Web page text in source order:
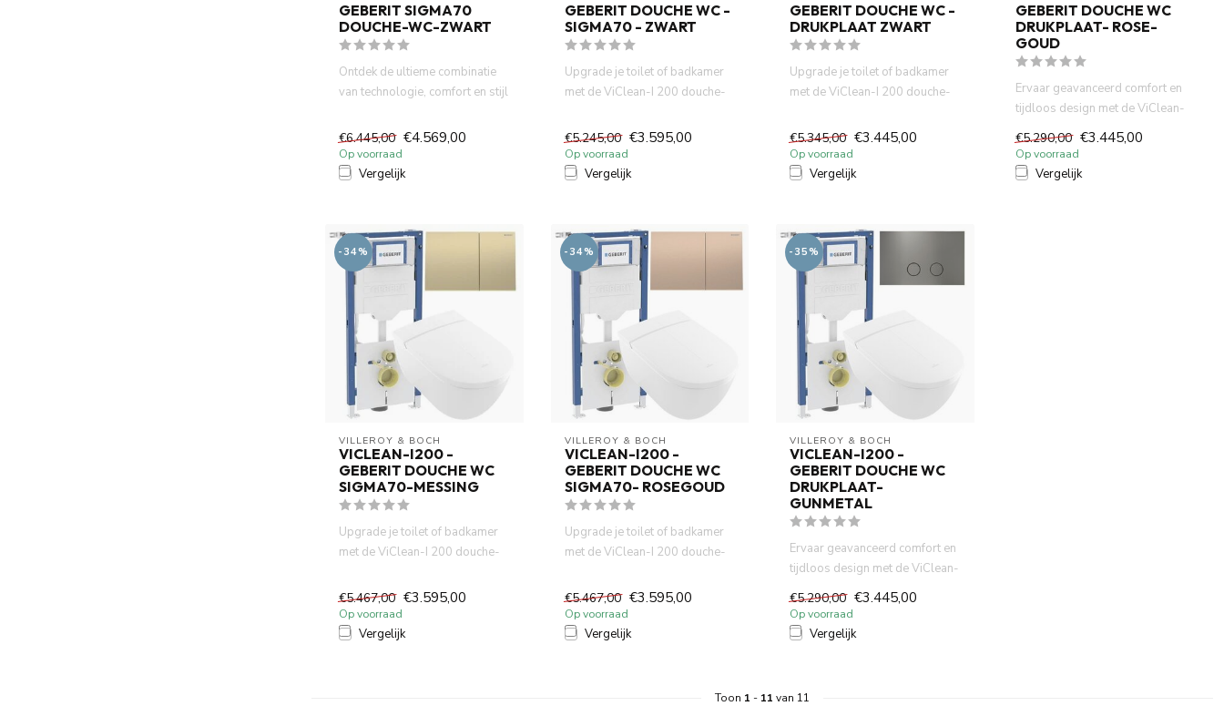
GEBERIT SIGMA70
DOUCHE-WC-ZWART
Ontdek de ultieme combinatie
van technologie, comfort en stijl
€6.445,00 €4.569,00
Op voorraad
Vergelijk
GEBERIT DOUCHE WC -
SIGMA70 - ZWART
Upgrade je toilet of badkamer
met de ViClean-I 200 douche-
€5.245,00 €3.595,00
Op voorraad
Vergelijk
GEBERIT DOUCHE WC -
DRUKPLAAT ZWART
Upgrade je toilet of badkamer
met de ViClean-I 200 douche-
€5.345,00 €3.445,00
Op voorraad
Vergelijk
GEBERIT DOUCHE WC
DRUKPLAAT- ROSE-
GOUD
Ervaar geavanceerd comfort en
tijdloos design met de ViClean-
I 200 douche-wc van...
€5.290,00 €3.445,00
Op voorraad
Vergelijk
-34%
VILLEROY & BOCH
VICLEAN-I200 -
GEBERIT DOUCHE WC
SIGMA70-MESSING
Upgrade je toilet of badkamer
met de ViClean-I 200 douche-
€5.467,00 €3.595,00
Op voorraad
Vergelijk
-34%
VILLEROY & BOCH
VICLEAN-I200 -
GEBERIT DOUCHE WC
SIGMA70- ROSEGOUD
Upgrade je toilet of badkamer
met de ViClean-I 200 douche-
€5.467,00 €3.595,00
Op voorraad
Vergelijk
-35%
VILLEROY & BOCH
VICLEAN-I200 -
GEBERIT DOUCHE WC
DRUKPLAAT-
GUNMETAL
Ervaar geavanceerd comfort en
tijdloos design met de ViClean-
€5.290,00 €3.445,00
Op voorraad
Vergelijk
Toon 1 - 11 van 11